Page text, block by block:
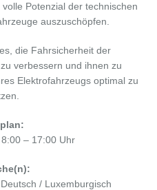
Potenzial der technischen
auszuschöpfen.
die Fahrsicherheit der
verbessern und ihnen zu
Elektrofahrzeugs optimal zu
– 17:00 Uhr
/ Luxemburgisch